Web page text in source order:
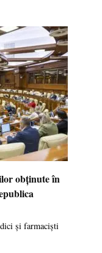
obținute în
și farmaciști